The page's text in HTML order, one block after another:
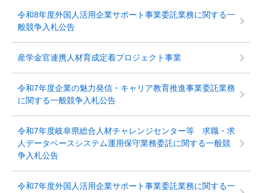
令和8年度外国人活用企業サポート事業委託業務に関する一
般競争入札公告
産学金官連携人材育成定着プロジェクト事業
令和7年度企業の魅力発信・キャリア教育推進事業委託業務
に関する一般競争入札公告
令和7年度岐阜県総合人材チャレンジセンター等 求職・求
人データベースシステム運用保守業務委託に関する一般競
争入札公告
令和7年度外国人活用企業サポート事業委託業務に関する一